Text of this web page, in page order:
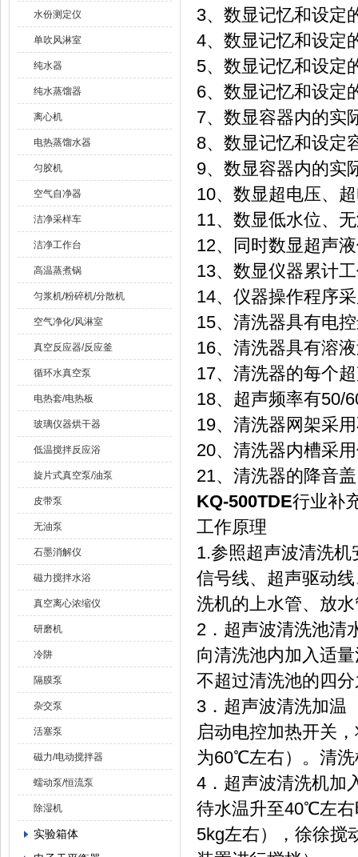
水份测定仪
单吹风淋室
纯水器
纯水蒸馏器
离心机
电热蒸馏水器
匀胶机
空气自净器
洁净采样车
洁净工作台
高温蒸煮锅
匀浆机/粉碎机/分散机
空气净化/风淋室
真空反应器/反应釜
循环水真空泵
电热套/电热板
玻璃仪器烘干器
低温搅拌反应浴
旋片式真空泵/油泵
皮带泵
无油泵
石墨消解仪
磁力搅拌水浴
真空离心浓缩仪
研磨机
冷阱
隔膜泵
杂交泵
活塞泵
磁力/电动搅拌器
蠕动泵/恒流泵
除湿机
实验箱体
3、数显记忆和设定
4、数显记忆和设定
5、数显记忆和设定
6、数显记忆和设定
7、数显容器内的实
8、数显记忆和设定
9、数显容器内的实
10、数显超电压、
11、数显低水位、
12、同时数显超声
13、数显仪器累计
14、仪器操作程序
15、清洗器具有电
16、清洗器具有溶
17、清洗器的每个
18、超声频率有50/
19、清洗器网架采
20、清洗器内槽采
21、清洗器的降音
KQ-500TDE行业补
工作原理
1.参照超声波清洗
信号线、超声驱动
洗机的上水管、放
2．超声波清洗池清
向清洗池内加入适
不超过清洗池的四
3．超声波清洗加温
启动电控加热开关
为60℃左右）。清
4．超声波清洗机加
待水温升至40℃左右
5kg左右），徐徐搅